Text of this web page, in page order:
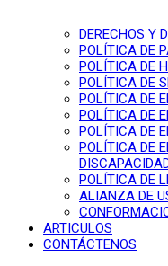
DERECHOS Y
POLÍTICA DE
POLÍTICA DE
POLÍTICA DE
POLÍTICA DE
POLÍTICA DE
POLÍTICA DE
POLÍTICA DE
POLÍTICA DE
ALIANZA DE
ARTICULOS
CONTÁCTENOS